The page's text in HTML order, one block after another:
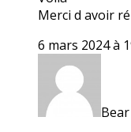
Merci d avoir
6 mars 2024 à
Bear